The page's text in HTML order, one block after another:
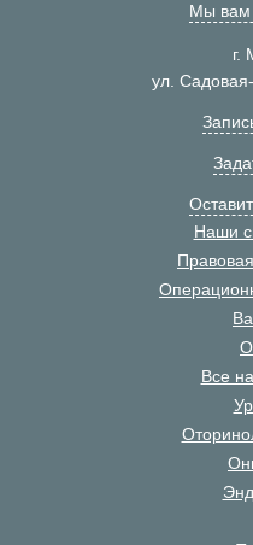
Мы вам
г.
ул.
Наши
Все